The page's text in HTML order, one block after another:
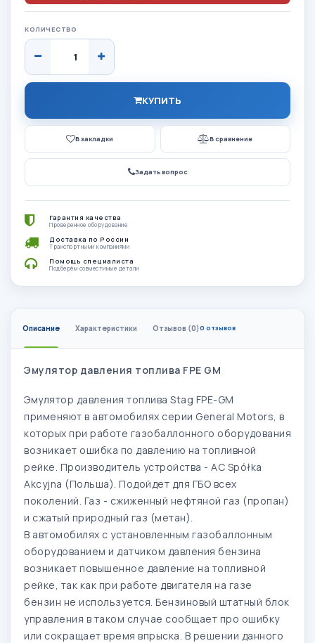
КОЛИЧЕСТВО
КУПИТЬ
В закладки В сравнение
Задать вопрос
Гарантия качества
Проверенное оборудование
Доставка по России
Транспортными компаниями
Помощь специалиста
Подберём совместимые детали
Описание Характеристики Отзывов (0)0 отзывов
Эмулятор давления топлива FPE GM
Эмулятор давления топлива Stag FPE-GM
применяют в автомобилях серии General Motors, в
которых при работе газобаллонного оборудования
возникает ошибка по давлению на топливной
рейке. Производитель устройства - AC Spółka
Akcyjna (Польша). Подойдет для ГБО всех
поколений. Газ - сжиженный нефтяной газ (пропан)
и сжатый природный газ (метан).
В автомобилях с установленным газобаллонным
оборудованием и датчиком давления бензина
возникает повышенное давление на топливной
рейке, так как при работе двигателя на газе
бензин не используется. Бензиновый штатный блок
управления в таком случае сообщает про ошибку
или сокращает время впрыска. В решении данного